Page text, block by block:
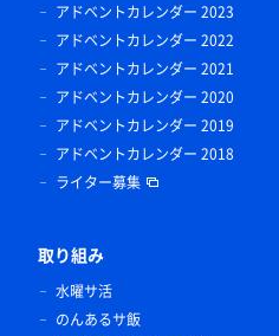
アドベントカレンダー 2023
アドベントカレンダー 2022
アドベントカレンダー 2021
アドベントカレンダー 2020
アドベントカレンダー 2019
アドベントカレンダー 2018
ライター募集
取り組み
水曜サ活
のんあるサ飯